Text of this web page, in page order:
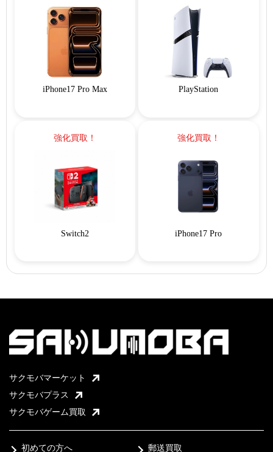
iPhone17 Pro Max PlayStation
強化買取！
Switch2
強化買取！
iPhone17 Pro
サクモバマーケット
サクモバプラス
サクモバゲーム買取
初めての方へ 郵送買取